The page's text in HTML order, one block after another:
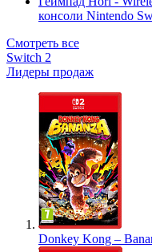
консоли Nintendo
Смотреть все
Switch 2
Лидеры продаж
Donkey Kong –